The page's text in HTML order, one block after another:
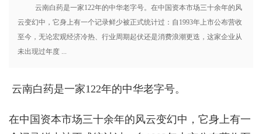
云南白药是一家122年的中华老字号。在中国资本市场三十余年的风
云变幻中，它身上有一个记录鲜少被正式统计过：自1993年上市公布营收
至今，无论宏观经济冷热、行业周期起伏还是消费浪潮更迭，这家企业从
未出现过年度 ...
云南白药是一家122年的中华老字号。
在中国资本市场三十余年的风云变幻中，它身上有一